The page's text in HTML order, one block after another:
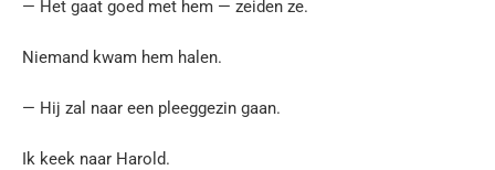
— Het gaat goed met hem — zeiden ze.
Niemand kwam hem halen.
— Hij zal naar een pleeggezin gaan.
Ik keek naar Harold.